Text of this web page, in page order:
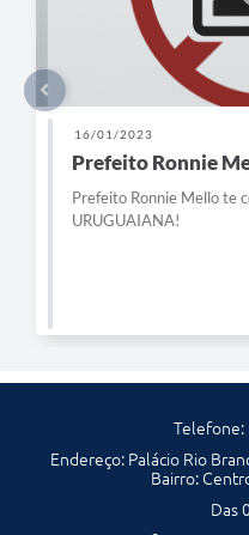
16/01/2023
Prefeito Ronnie
Prefeito Ronnie Mello te
URUGUAIANA!
Telefone:
Endereço: Palácio Rio
Bairro:
Das